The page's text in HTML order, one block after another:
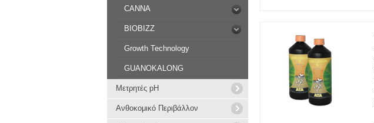
CANNA
BIOBIZZ
Growth Technology
GUANOKALONG
Μετρητές pH
Ανθοκομικό Περιβάλλον